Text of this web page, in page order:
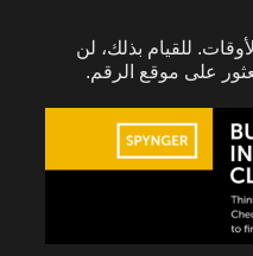
للقيام بذلك، لن
على موقع الرقم.